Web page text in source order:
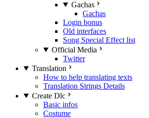
Gachas
Gachas
Login bonus
Old interfaces
Song Special Effect list
Official Media
Twitter
Translation
How to help translating texts
Translation Strings Details
Create Dlc
Basic infos
Costume